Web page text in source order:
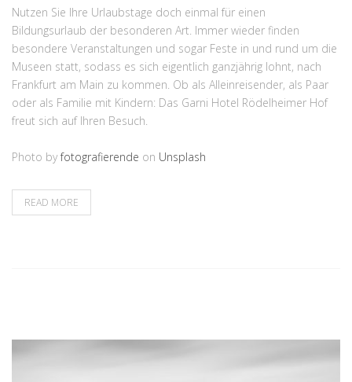
Nutzen Sie Ihre Urlaubstage doch einmal für einen
Bildungsurlaub der besonderen Art. Immer wieder finden
besondere Veranstaltungen und sogar Feste in und rund um die
Museen statt, sodass es sich eigentlich ganzjährig lohnt, nach
Frankfurt am Main zu kommen. Ob als Alleinreisender, als Paar
oder als Familie mit Kindern: Das Garni Hotel Rödelheimer Hof
freut sich auf Ihren Besuch.
Photo byfotografierende on Unsplash
READ MORE